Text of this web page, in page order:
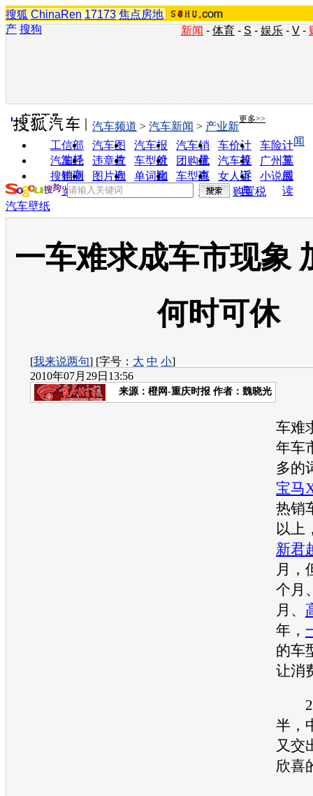
搜狐 ChinaRen 17173 焦点房地
产 搜狗 新闻 - 体育 - S - 娱乐 - V -
实用工具 更多>>
工信部
油耗
汽车图
片
汽车报
价
汽车销
量
车价计
算
车险计
算
汽车经
销商
违章查
询
车型对
比
团购优
惠
汽车投
诉
广州车
展
搜狗浏
览器
图片欣
赏
单词翻
车型查
询
女人宝
典
小说阅
读
汽车频道 > 汽车新闻 > 产业新
闻
购置税
汽车壁纸
一车难求成车市现象
何时可休
[我来说两句] [字号： 大 中 小]
2010年07月29日13:56
来源： 橙网-重庆时报 作者：魏晓光
车难
年车
多的
宝马
热销
以上
新君
月，
个月
月、
年，
的车
让消
半，
又交
欣喜